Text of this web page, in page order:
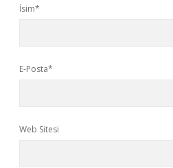
İsim*
E-Posta*
Web Sitesi